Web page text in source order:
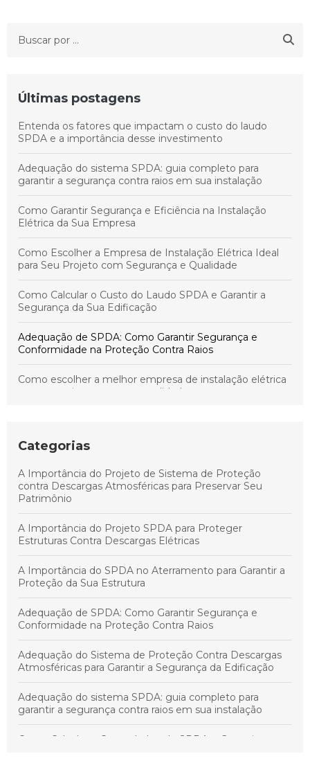
Últimas postagens
Entenda os fatores que impactam o custo do laudo
SPDA e a importância desse investimento
Adequação do sistema SPDA: guia completo para
garantir a segurança contra raios em sua instalação
Como Garantir Segurança e Eficiência na Instalação
Elétrica da Sua Empresa
Como Escolher a Empresa de Instalação Elétrica Ideal
para Seu Projeto com Segurança e Qualidade
Como Calcular o Custo do Laudo SPDA e Garantir a
Segurança da Sua Edificação
Adequação de SPDA: Como Garantir Segurança e
Conformidade na Proteção Contra Raios
Como escolher a melhor empresa de instalação elétrica
para garantir segurança e qualidade
conformidade do sistema SPDA em instalações elétricas
Como Escolher a Empresa Ideal de Instalação Elétrica
Categorias
A Importância do Projeto de Sistema de Proteção
contra Descargas Atmosféricas para Preservar Seu
Patrimônio
A Importância do Projeto SPDA para Proteger
Estruturas Contra Descargas Elétricas
A Importância do SPDA no Aterramento para Garantir a
Proteção da Sua Estrutura
Adequação de SPDA: Como Garantir Segurança e
Conformidade na Proteção Contra Raios
Adequação do Sistema de Proteção Contra Descargas
Atmosféricas para Garantir a Segurança da Edificação
Adequação do sistema SPDA: guia completo para
garantir a segurança contra raios em sua instalação
Como Calcular o Custo do Laudo SPDA e Garantir a